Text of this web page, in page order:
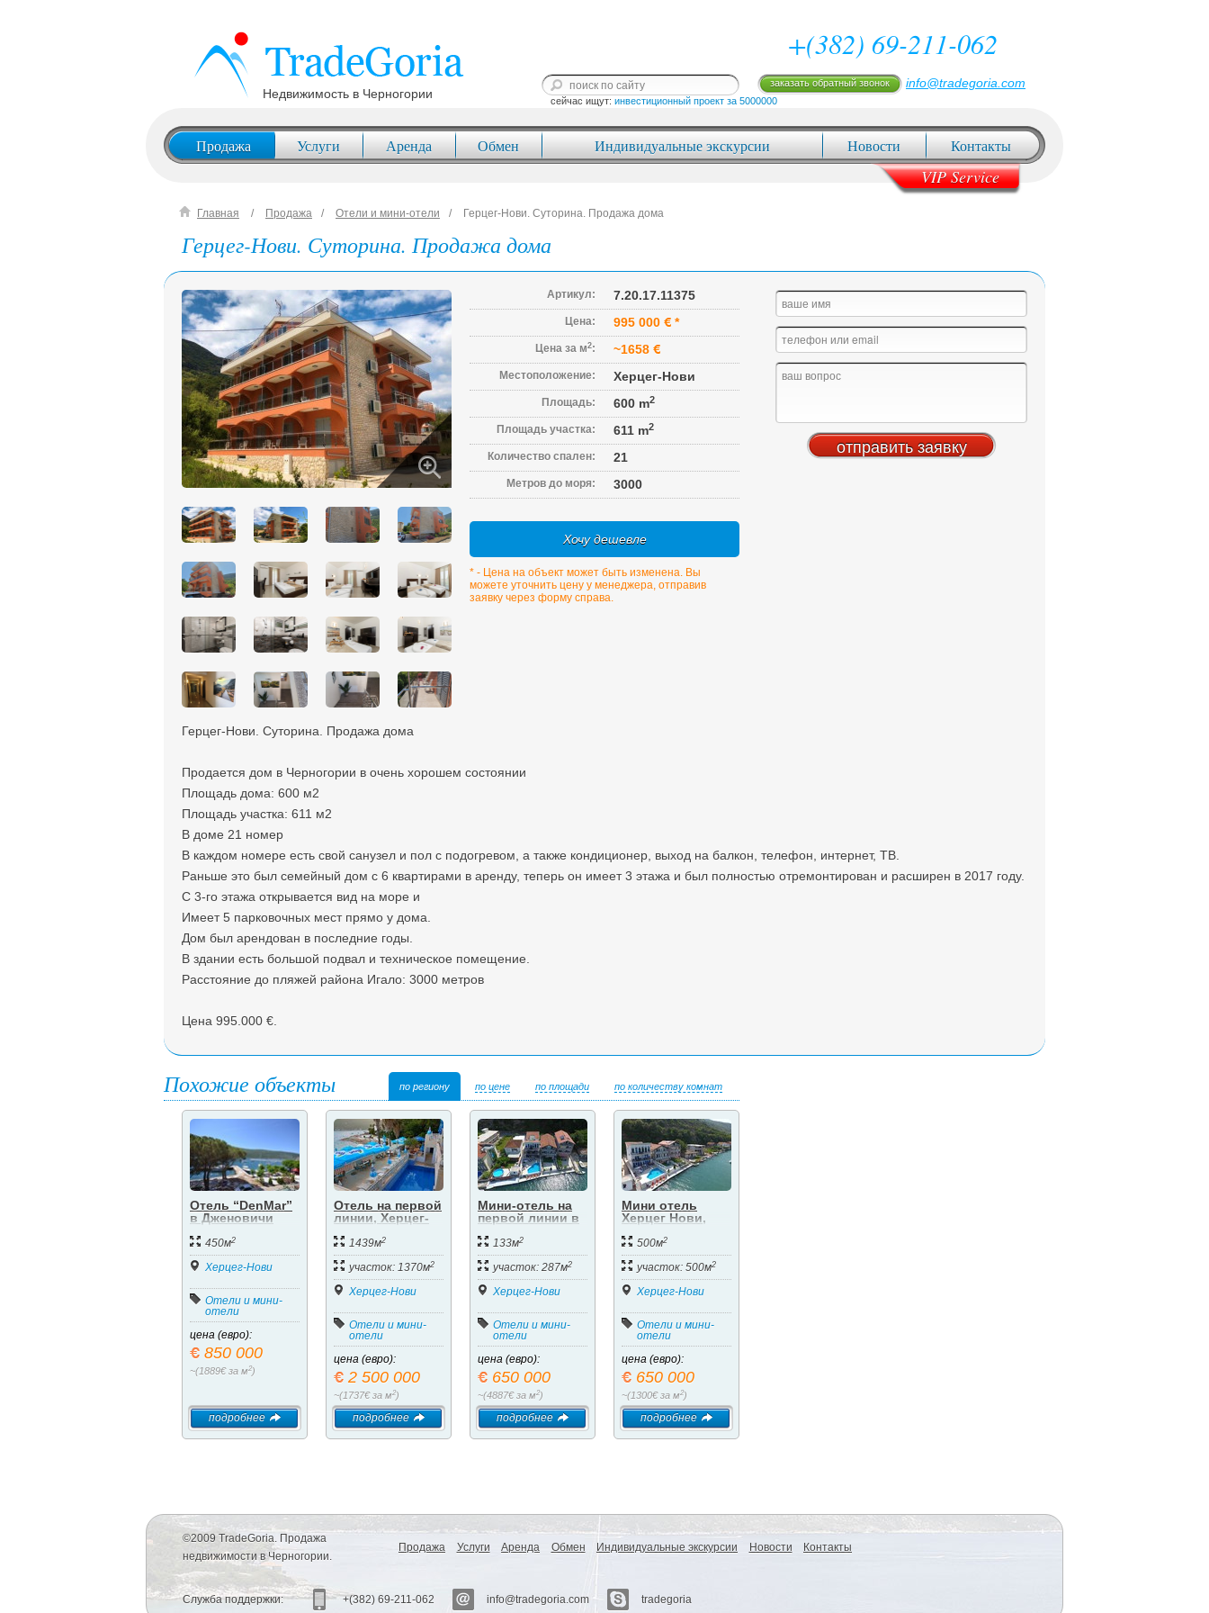
Недвижимость в Черногории
+(382) 69-211-062
сейчас ищут: инвестиционный проект за 5000000
заказать обратный звонок info@tradegoria.com
Продажа Услуги Аренда Обмен Индивидуальные экскурсии Новости Контакты
VIP Service
Главная Продажа Отели и мини-отели Герцег-Нови. Суторина. Продажа дома
Герцег-Нови. Суторина. Продажа дома
Артикул: 7.20.17.11375
Цена: 995 000 *
Цена за м2: ~1658
Местоположение: Херцег-Нови
Площадь: 600 m2
Площадь участка: 611 m2
Количество спален: 21
Метров до моря: 3000
Хочу дешевле
* - Цена на объект может быть изменена. Вы
можете уточнить цену у менеджера, отправив
заявку через форму справа.
Герцег-Нови. Суторина. Продажа дома
Продается дом в Черногории в очень хорошем состоянии
Площадь дома: 600 м2
Площадь участка: 611 м2
В доме 21 номер
В каждом номере есть свой санузел и пол с подогревом, а также кондиционер, выход на балкон, телефон, интернет, ТВ.
Раньше это был семейный дом с 6 квартирами в аренду, теперь он имеет 3 этажа и был полностью отремонтирован и расширен в 2017 году.
С 3-го этажа открывается вид на море и
Имеет 5 парковочных мест прямо у дома.
Дом был арендован в последние годы.
В здании есть большой подвал и техническое помещение.
Расстояние до пляжей района Игало: 3000 метров
Цена 995.000 €.
Похожие объекты по региону по цене по площади по количеству комнат
Отель “DenMar”
в Дженовичи
450м2
Херцег-Нови
Отели и мини-
отели
цена (евро):
850 000
~(1889€ за м2)
подробнее
Отель на первой
линии, Херцег-
1439м2
участок: 1370м2
Херцег-Нови
Отели и мини-
отели
цена (евро):
2 500 000
~(1737€ за м2)
подробнее
Мини-отель на
первой линии в
133м2
участок: 287м2
Херцег-Нови
Отели и мини-
отели
цена (евро):
650 000
~(4887€ за м2)
подробнее
Мини отель
Херцег Нови,
500м2
участок: 500м2
Херцег-Нови
Отели и мини-
отели
цена (евро):
650 000
~(1300€ за м2)
подробнее
©2009 TradeGoria. Продажа
недвижимости в Черногории.
Продажа Услуги Аренда Обмен Индивидуальные экскурсии Новости Контакты
Служба поддержки: +(382) 69-211-062 info@tradegoria.com tradegoria